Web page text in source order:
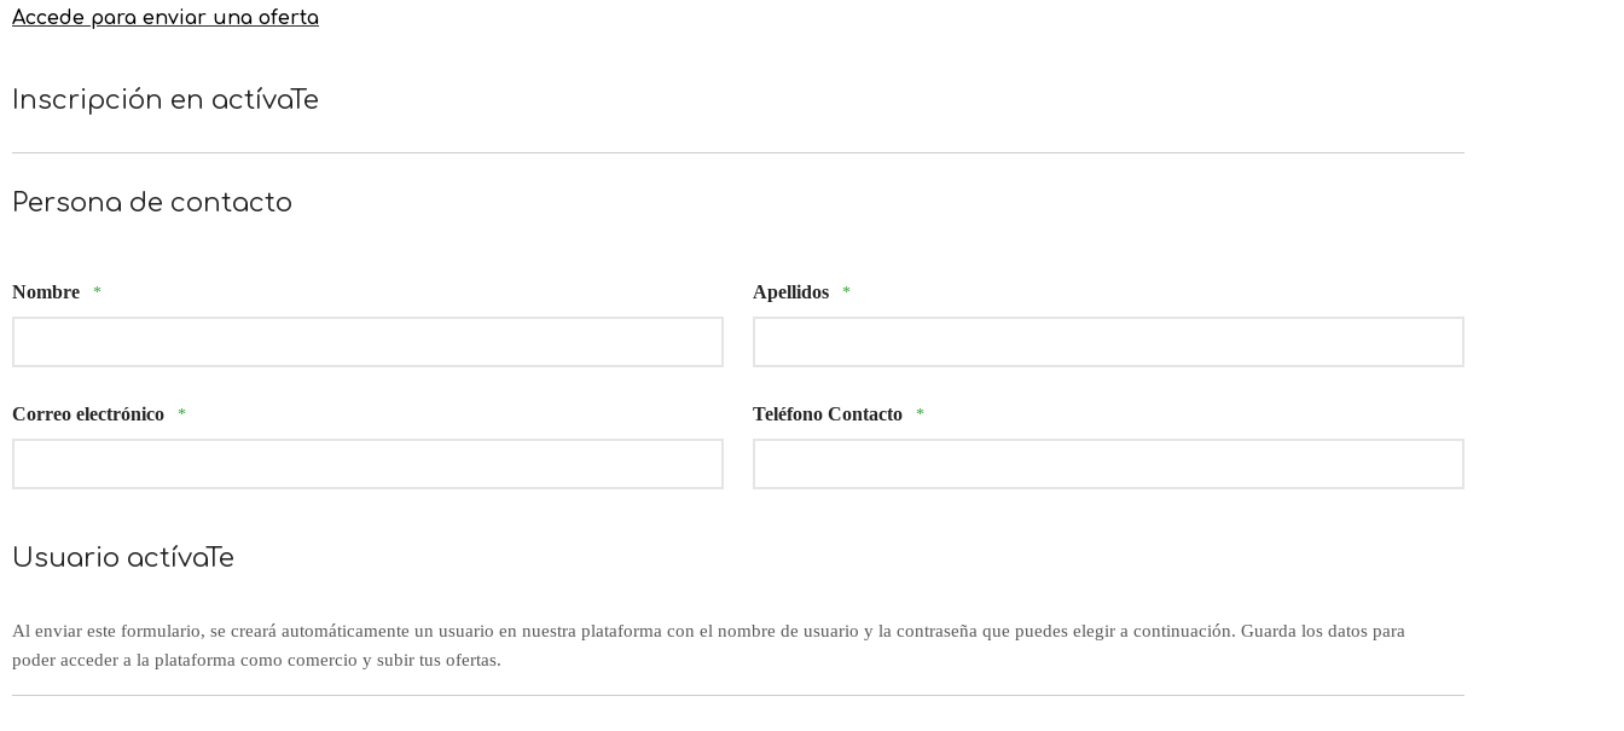
Accede para enviar una oferta
Inscripción en actívaTe
Persona de contacto
Nombre * Apellidos *
Correo electrónico * Teléfono Contacto *
Usuario actívaTe
Al enviar este formulario, se creará automáticamente un usuario en nuestra plataforma con el nombre de usuario y la contraseña que puedes elegir a continuación. Guarda los datos para
poder acceder a la plataforma como comercio y subir tus ofertas.